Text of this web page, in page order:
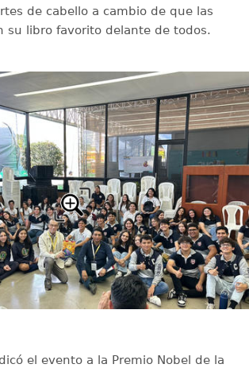
de cabello a cambio de que las
su libro favorito delante de todos.
el evento a la Premio Nobel de la